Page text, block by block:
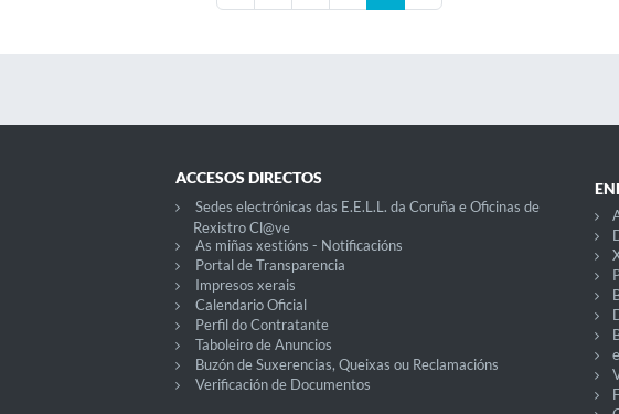
ACCESOS DIRECTOS
Sedes electrónicas das E.E.L.L. da Coruña e Oficinas de
Rexistro Cl@ve
As miñas xestións - Notificacións
Portal de Transparencia
Impresos xerais
Calendario Oficial
Perfil do Contratante
Taboleiro de Anuncios
Buzón de Suxerencias, Queixas ou Reclamacións
Verificación de Documentos